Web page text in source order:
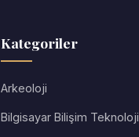
Kategoriler
Arkeoloji
Bilgisayar Bilişim Teknoloji